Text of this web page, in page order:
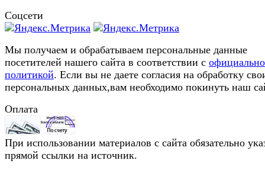
Соцсети
Мы получаем и обрабатываем персональные данные
посетителей нашего сайта в соответствии с
политикой. Если вы не даете согласия на обработку
персональных данных,вам необходимо покинуть наш
Оплата
При использовании материалов с сайта обязательно
прямой ссылки на источник.